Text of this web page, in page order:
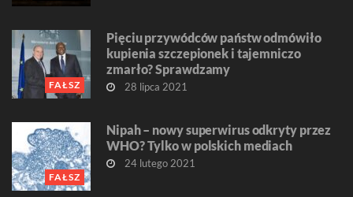
FAŁSZ
Pięciu przywódców państw odmówiło
kupienia szczepionek i tajemniczo
zmarło? Sprawdzamy
28 lipca 2021
FAŁSZ
Nipah – nowy superwirus odkryty przez
WHO? Tylko w polskich mediach
24 lutego 2021